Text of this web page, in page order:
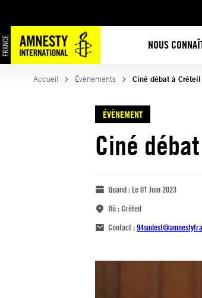
NOUS
Accueil Évènements Ciné débat à Créteil
ÉVÈNEMENT
Ciné
Quand :Le 01 Juin 2023
Où :Créteil
Contact :